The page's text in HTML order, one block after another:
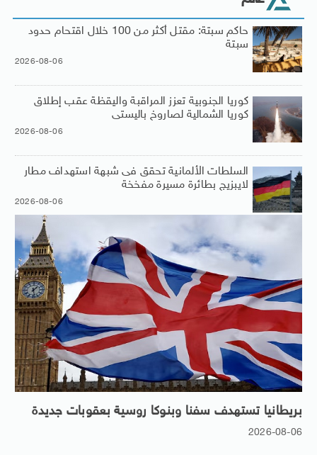
حاكم سبتة: مقتل أكثر من 100 خلال اقتحام حدود
سبتة
2026-08-06
كوريا الجنوبية تعزز المراقبة واليقظة عقب إطلاق
كوريا الشمالية لصاروخ باليستى
2026-08-06
السلطات الألمانية تحقق فى شبهة استهداف مطار
لايبزيج بطائرة مسيرة مفخخة
2026-08-06
بريطانيا تستهدف سفنا وبنوكا روسية بعقوبات جديدة
2026-08-06